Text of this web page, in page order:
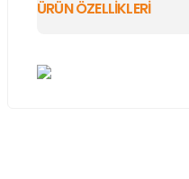
ÜRÜN ÖZELLİKLERİ